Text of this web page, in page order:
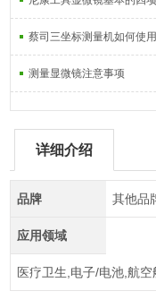
蔡司三坐标测量机如何使
测量显微镜注意事项
详细介绍
品牌 其他品
应用领域
医疗卫生,电子/电池,航